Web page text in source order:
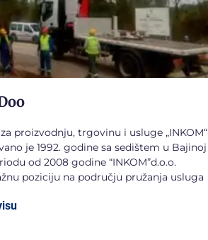
proizvodnju, trgovinu i usluge „INKOM“
je 1992. godine sa sedištem u Bajinoj
od 2008 godine “INKOM”d.o.o.
poziciju na području pružanja usluga